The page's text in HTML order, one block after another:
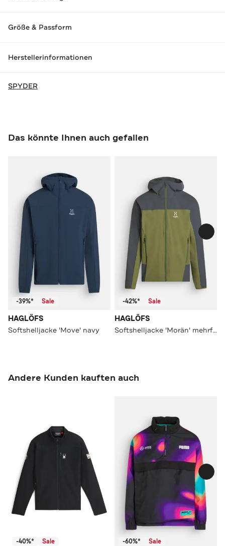
Größe & Passform
Herstellerinformationen
SPYDER
Das könnte Ihnen auch gefallen
-39%* Sale
HAGLÖFS
Softshelljacke 'Move' navy
-42%* Sale
HAGLÖFS
Softshelljacke 'Morän' mehrfarbig
Andere Kunden kauften auch
-40%* Sale -60%* Sale